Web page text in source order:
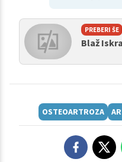
PREBERI ŠE
Blaž
OSTEOARTROZA